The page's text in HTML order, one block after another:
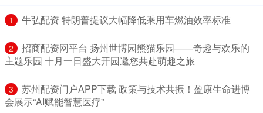
1 ​牛弘配资 特朗普提议大幅降低乘用车燃油效率标准
2
​招商配资网平台 扬州世博园熊猫乐园——奇趣与欢乐的
主题乐园 十月一日盛大开园邀您共赴萌趣之旅
3
​苏州配资门户APP下载 政策与技术共振！盈康生命进博
会展示“AI赋能智慧医疗”